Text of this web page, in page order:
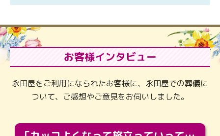
お客様インタビュー
永田屋をご利用になられたお客様に、永田屋での葬儀に
ついて、ご感想やご意見をお伺いしました。